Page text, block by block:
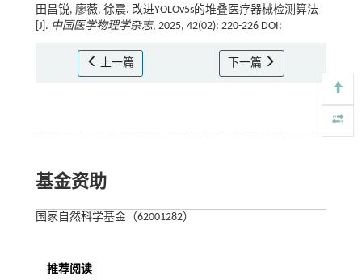
田昌锐, 廖薇, 徐震. 改进YOLOv5s的堆叠医疗器械检测算法
[J]. 中国医学物理学杂志, 2025, 42(02): 220-226 DOI:
上一篇 下一篇
基金资助
国家自然科学基金（62001282）